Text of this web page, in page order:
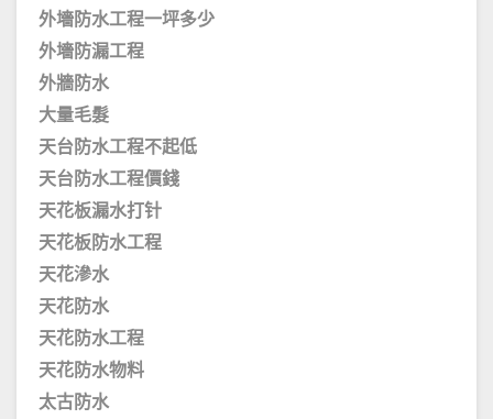
外墻防水工程一坪多少
外墻防漏工程
外牆防水
大量毛髮
天台防水工程不起低
天台防水工程價錢
天花板漏水打针
天花板防水工程
天花滲水
天花防水
天花防水工程
天花防水物料
太古防水